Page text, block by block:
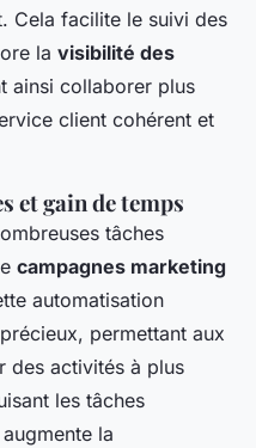
Cela facilite le suivi des
la visibilité des
ainsi collaborer plus
client cohérent et
et gain de temps
tâches
campagnes marketing
automatisation
permettant aux
des activités à plus
les tâches
la